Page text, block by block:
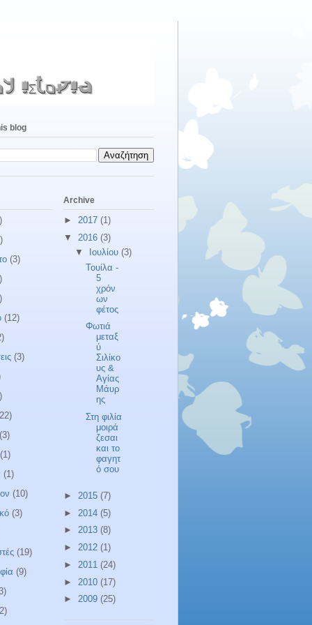
blog
(3)
(12)
(3)
(3)
(1)
(1)
(10)
(3)
(19)
(9)
Archive
► 2017 (1)
▼ 2016 (3)
▼
Ιουλίου (3)
Τουίλα -
5
χρόν
ων
φέτος
Φωτιά
μεταξ
ύ
Σιλίκο
υς &
Αγίας
Μάυρ
ης
Στη φιλία
μοιρά
ζεσαι
και το
φαγητ
ό σου
► 2015 (7)
► 2014 (5)
► 2013 (8)
► 2012 (1)
► 2011 (24)
► 2010 (17)
► 2009 (25)